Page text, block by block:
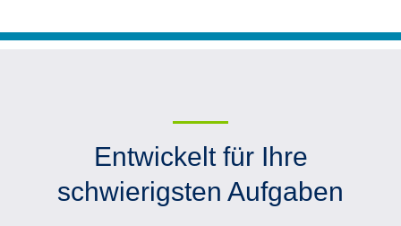
Entwickelt für Ihre
schwierigsten Aufgaben